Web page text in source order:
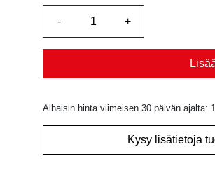
Alhaisin hinta viimeisen 30 päivän ajalta:
Kysy lisätietoja